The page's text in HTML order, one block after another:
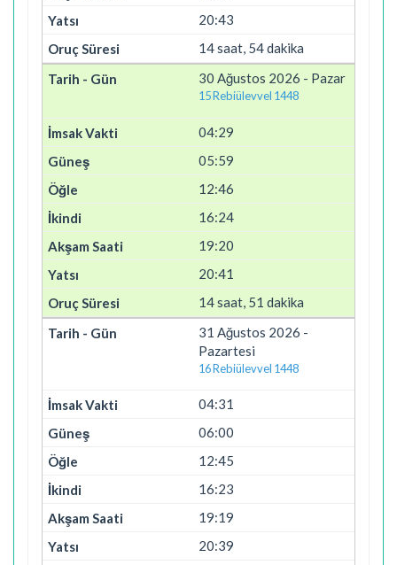
20:43
14 saat, 54 dakika
30 Ağustos 2026 - Pazar
15 Rebiülevvel 1448
04:29
05:59
12:46
16:24
19:20
20:41
14 saat, 51 dakika
31 Ağustos 2026 -
Pazartesi
16 Rebiülevvel 1448
04:31
06:00
12:45
16:23
19:19
20:39